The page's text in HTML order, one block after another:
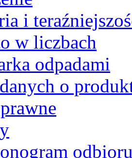
i
w liczbach
odpadami
o